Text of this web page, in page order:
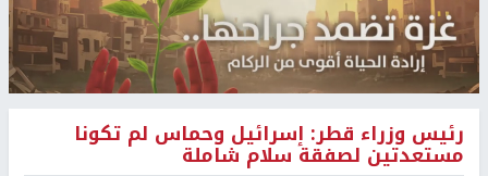
رئيس وزراء قطر: إسرائيل وحماس لم تكونا
مستعدتين لصفقة سلام شاملة